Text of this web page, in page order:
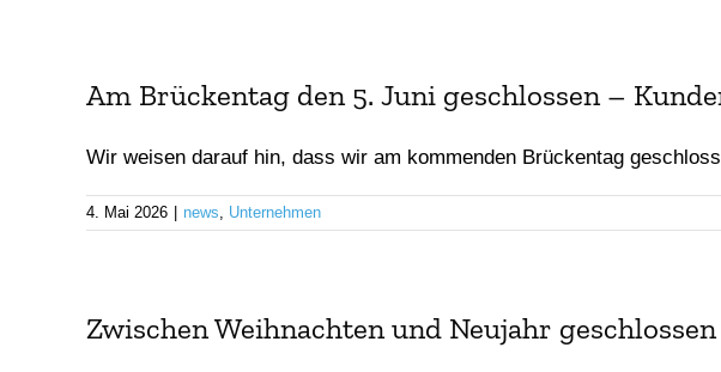
Am Brückentag den 5. Juni geschlossen –
Wir weisen darauf hin, dass wir am kommenden Brückentag
4. Mai 2026 news, Unternehmen
Zwischen Weihnachten und Neujahr